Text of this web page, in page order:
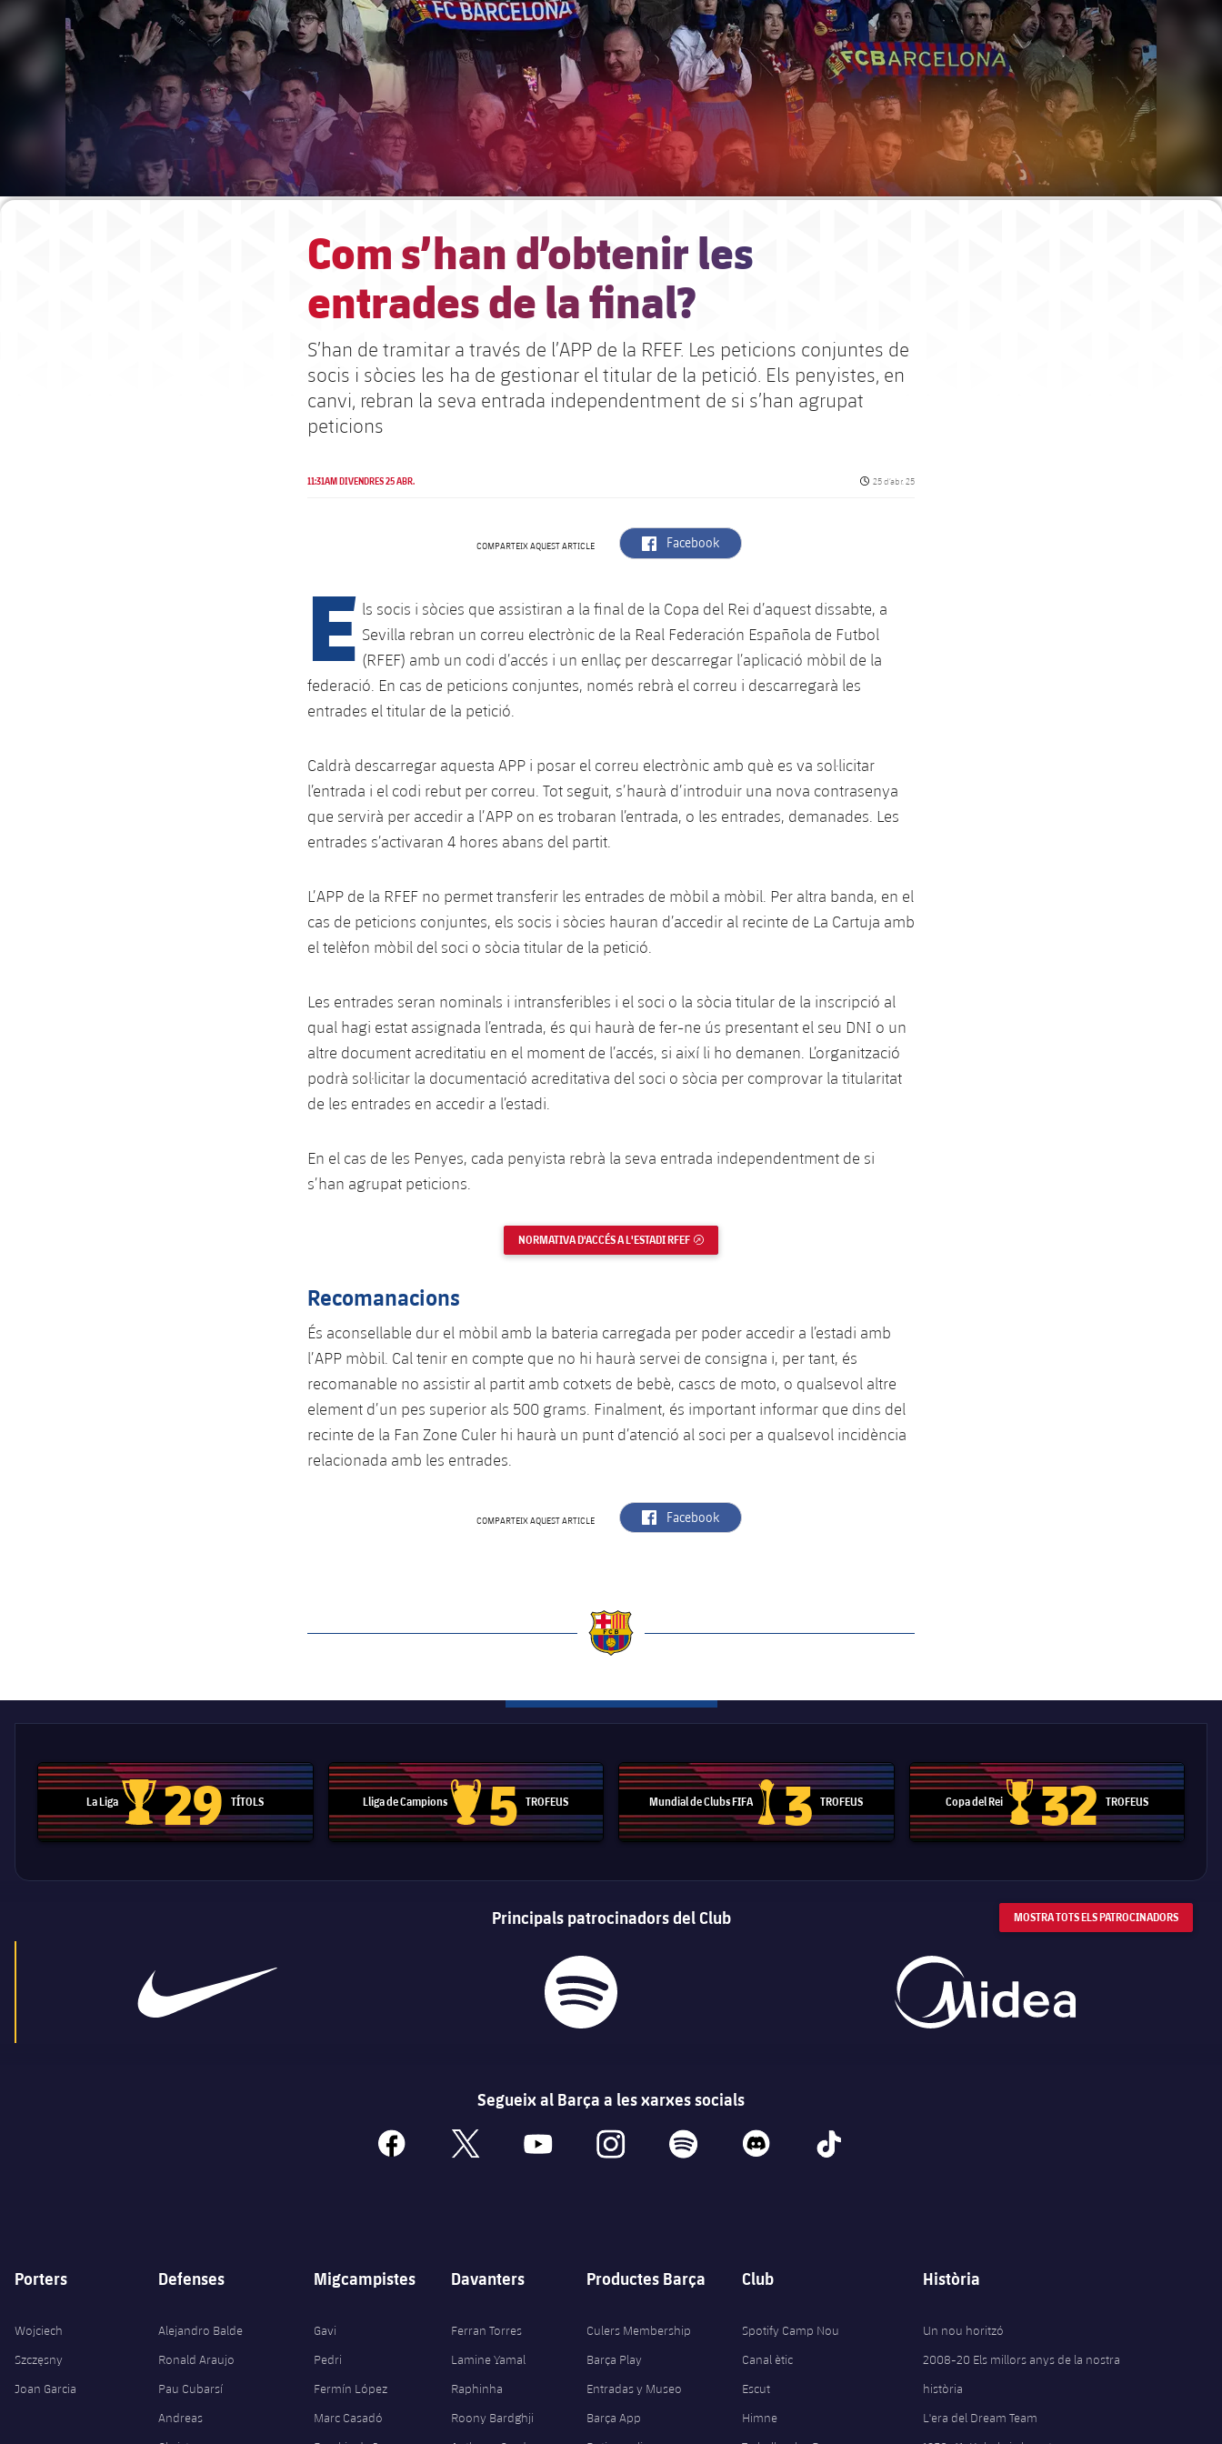
Com s’han d’obtenir les
entrades de la final?
S’han de tramitar a través de l’APP de la RFEF. Les peticions conjuntes de
socis i sòcies les ha de gestionar el titular de la petició. Els penyistes, en
canvi, rebran la seva entrada independentment de si s’han agrupat
peticions
11:31AM DIVENDRES 25 ABR. Data de publicació
25 d’abr. 25
COMPARTEIX AQUEST ARTICLE label.aria.facebook
Facebook
E ls socis i sòcies que assistiran a la final de la Copa del Rei d’aquest dissabte, a
Sevilla rebran un correu electrònic de la Real Federación Española de Futbol
(RFEF) amb un codi d’accés i un enllaç per descarregar l’aplicació mòbil de la
federació. En cas de peticions conjuntes, només rebrà el correu i descarregarà les
entrades el titular de la petició.
Caldrà descarregar aquesta APP i posar el correu electrònic amb què es va sol·licitar
l’entrada i el codi rebut per correu. Tot seguit, s’haurà d’introduir una nova contrasenya
que servirà per accedir a l’APP on es trobaran l’entrada, o les entrades, demanades. Les
entrades s’activaran 4 hores abans del partit.
L’APP de la RFEF no permet transferir les entrades de mòbil a mòbil. Per altra banda, en el
cas de peticions conjuntes, els socis i sòcies hauran d’accedir al recinte de La Cartuja amb
el telèfon mòbil del soci o sòcia titular de la petició.
Les entrades seran nominals i intransferibles i el soci o la sòcia titular de la inscripció al
qual hagi estat assignada l’entrada, és qui haurà de fer-ne ús presentant el seu DNI o un
altre document acreditatiu en el moment de l’accés, si així li ho demanen. L’organització
podrà sol·licitar la documentació acreditativa del soci o sòcia per comprovar la titularitat
de les entrades en accedir a l’estadi.
En el cas de les Penyes, cada penyista rebrà la seva entrada independentment de si
s’han agrupat peticions.
NORMATIVA D'ACCÉS A L'ESTADI RFEF
Recomanacions
És aconsellable dur el mòbil amb la bateria carregada per poder accedir a l’estadi amb
l’APP mòbil. Cal tenir en compte que no hi haurà servei de consigna i, per tant, és
recomanable no assistir al partit amb cotxets de bebè, cascs de moto, o qualsevol altre
element d’un pes superior als 500 grams. Finalment, és important informar que dins del
recinte de la Fan Zone Culer hi haurà un punt d’atenció al soci per a qualsevol incidència
relacionada amb les entrades.
COMPARTEIX AQUEST ARTICLE label.aria.facebook
Facebook
La Liga
Trofeu de la Liga
29 TÍTOLS Lliga de Campions
Trofeu de la Lliga de Campions
5 TROFEUS Mundial de Clubs FIFA
Trofeu del Mundial de Clubs
3 TROFEUS Copa del Rei
Copa del Rei
32 TROFEUS
Principals patrocinadors del Club MOSTRA TOTS ELS PATROCINADORS
Segueix al Barça a les xarxes socials
facebook x youtube instagram spotify discord tiktok
Porters
Wojciech
Szczęsny
Joan Garcia
Defenses
Alejandro Balde
Ronald Araujo
Pau Cubarsí
Andreas
Migcampistes
Gavi
Pedri
Fermín López
Marc Casadó
Davanters
Ferran Torres
Lamine Yamal
Raphinha
Roony Bardghji
Productes Barça
Culers Membership
Barça Play
Entradas y Museo
Barça App
Club
Spotify Camp Nou
Canal ètic
Escut
Himne
Història
Un nou horitzó
2008-20 Els millors anys de la nostra
història
L'era del Dream Team